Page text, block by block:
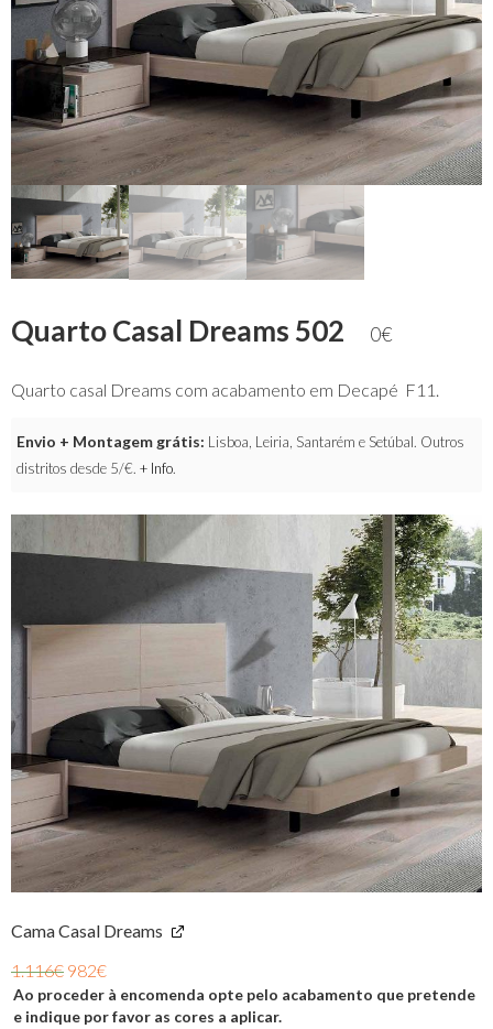
Quarto Casal Dreams 502 0€
Quarto casal Dreams com acabamento em Decapé F11.
Envio + Montagem grátis: Lisboa, Leiria, Santarém e Setúbal. Outros
distritos desde 5/€. + Info.
Cama Casal Dreams
1.116€ 982€
Ao proceder à encomenda opte pelo acabamento que pretende
e indique por favor as cores a aplicar.